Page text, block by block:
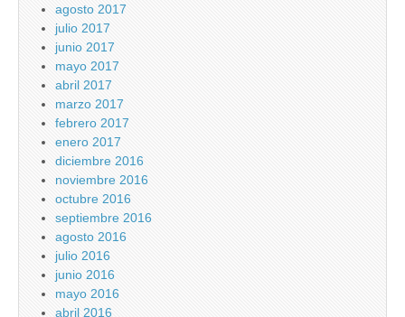
agosto 2017
julio 2017
junio 2017
mayo 2017
abril 2017
marzo 2017
febrero 2017
enero 2017
diciembre 2016
noviembre 2016
octubre 2016
septiembre 2016
agosto 2016
julio 2016
junio 2016
mayo 2016
abril 2016